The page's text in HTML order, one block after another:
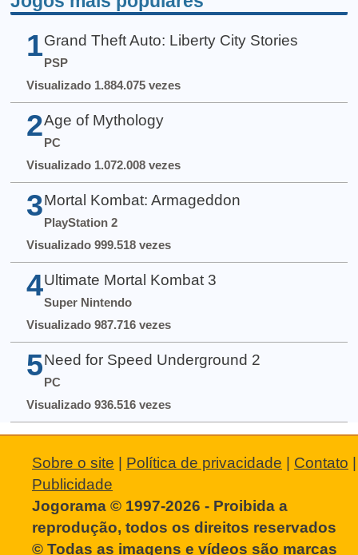
1 Grand Theft Auto: Liberty City Stories
PSP
Visualizado 1.884.075 vezes
2 Age of Mythology
PC
Visualizado 1.072.008 vezes
3 Mortal Kombat: Armageddon
PlayStation 2
Visualizado 999.518 vezes
4 Ultimate Mortal Kombat 3
Super Nintendo
Visualizado 987.716 vezes
5 Need for Speed Underground 2
PC
Visualizado 936.516 vezes
Sobre o site | Política de privacidade | Contato |
Publicidade
Jogorama © 1997-2026 - Proibida a
reprodução, todos os direitos reservados
© Todas as imagens e vídeos são marcas